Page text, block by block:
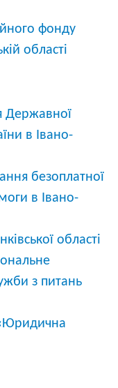
фонду
області
Державної
в Івано-
безоплатної
в Івано-
області
з питань